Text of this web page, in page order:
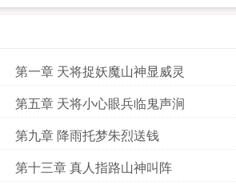
第一章 天将捉妖魔山神显威灵
第五章 天将小心眼兵临鬼声涧
第九章 降雨托梦朱烈送钱
第十三章 真人指路山神叫阵